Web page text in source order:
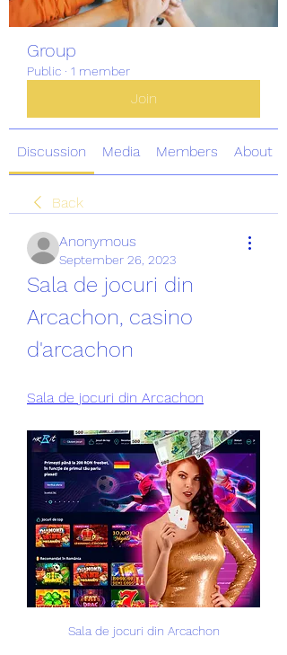
Group
Public · 1 member
Join
Discussion Media Members About
Back
Anonymous
September 26, 2023
Sala de jocuri din
Arcachon, casino
d'arcachon
Sala de jocuri din Arcachon
Sala de jocuri din Arcachon